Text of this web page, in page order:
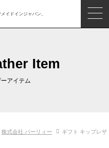
イドインジャパン。
Item
アイテム
株式会社 パーリィー ギフト キップレ